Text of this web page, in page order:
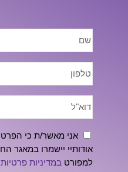
אני מאשר/ת כי
אודותיי יישמרו במאגר
למפורט במדיניות